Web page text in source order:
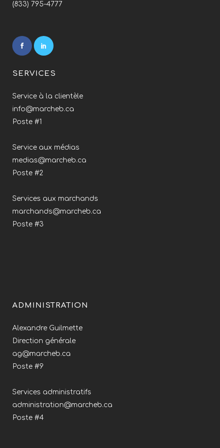
(833) 795-4777
SERVICES
Service à la clientèle
info@marcheb.ca
Poste #1
Service aux médias
medias@marcheb.ca
Poste #2
Services aux marchands
marchands@marcheb.ca
Poste #3
ADMINISTRATION
Alexandre Guilmette
Direction générale
ag@marcheb.ca
Poste #9
Services administratifs
administration@marcheb.ca
Poste #4